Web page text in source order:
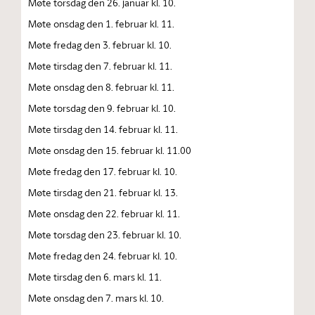
Møte onsdag den 1. februar kl. 11.
Møte fredag den 3. februar kl. 10.
Møte tirsdag den 7. februar kl. 11.
Møte onsdag den 8. februar kl. 11.
Møte torsdag den 9. februar kl. 10.
Møte tirsdag den 14. februar kl. 11.
Møte onsdag den 15. februar kl. 11.00
Møte fredag den 17. februar kl. 10.
Møte tirsdag den 21. februar kl. 13.
Møte onsdag den 22. februar kl. 11.
Møte torsdag den 23. februar kl. 10.
Møte fredag den 24. februar kl. 10.
Møte tirsdag den 6. mars kl. 11.
Møte onsdag den 7. mars kl. 10.